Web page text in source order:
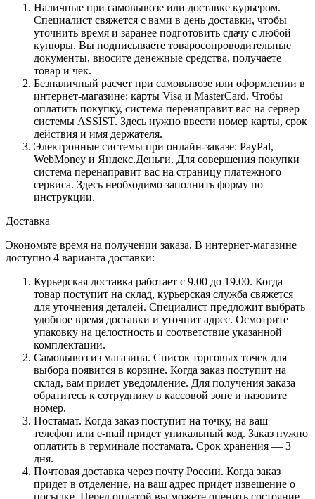
Наличные при самовывозе или доставке курьером.
Специалист свяжется с вами в день доставки, чтобы
уточнить время и заранее подготовить сдачу с любой
купюры. Вы подписываете товаросопроводительные
документы, вносите денежные средства, получаете
товар и чек.
Безналичный расчет при самовывозе или оформлении в
интернет-магазине: карты Visa и MasterCard. Чтобы
оплатить покупку, система перенаправит вас на сервер
системы ASSIST. Здесь нужно ввести номер карты, срок
действия и имя держателя.
Электронные системы при онлайн-заказе: PayPal,
WebMoney и Яндекс.Деньги. Для совершения покупки
система перенаправит вас на страницу платежного
сервиса. Здесь необходимо заполнить форму по
инструкции.
Доставка
Экономьте время на получении заказа. В интернет-магазине
доступно 4 варианта доставки:
Курьерская доставка работает с 9.00 до 19.00. Когда
товар поступит на склад, курьерская служба свяжется
для уточнения деталей. Специалист предложит выбрать
удобное время доставки и уточнит адрес. Осмотрите
упаковку на целостность и соответствие указанной
комплектации.
Самовывоз из магазина. Список торговых точек для
выбора появится в корзине. Когда заказ поступит на
склад, вам придет уведомление. Для получения заказа
обратитесь к сотруднику в кассовой зоне и назовите
номер.
Постамат. Когда заказ поступит на точку, на ваш
телефон или e-mail придет уникальный код. Заказ нужно
оплатить в терминале постамата. Срок хранения — 3
дня.
Почтовая доставка через почту России. Когда заказ
придет в отделение, на ваш адрес придет извещение о
посылке. Перед оплатой вы можете оценить состояние